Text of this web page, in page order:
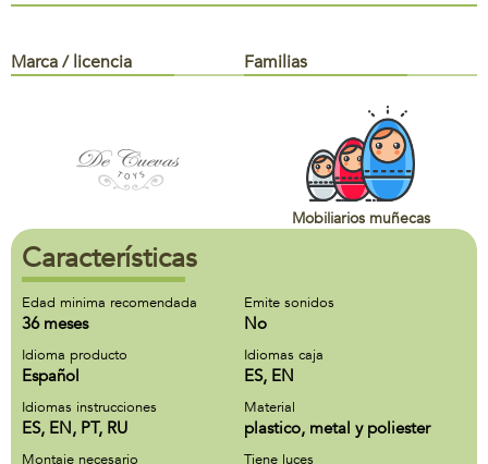
Marca / licencia Familias
Mobiliarios muñecas
Características
Edad minima recomendada
36 meses
Emite sonidos
No
Idioma producto
Español
Idiomas caja
ES, EN
Idiomas instrucciones
ES, EN, PT, RU
Material
plastico, metal y poliester
Montaje necesario Tiene luces